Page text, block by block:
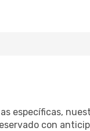
específicas,
con